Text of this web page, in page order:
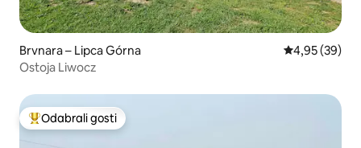
Brvnara – Lipca Górna Prosječna
4,95 (39)
Ostoja Liwocz
Među najviše rangiranima s oznakom „Odabrali gosti”
Odabrali gosti